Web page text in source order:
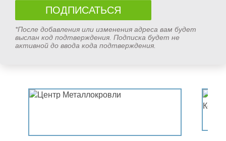
*После добавления или изменения адреса вам будет
выслан код подтверждения. Подписка будет не
активной до ввода кода подтверждения.